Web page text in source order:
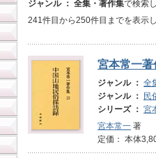
ジャンル ： 全集・著作集で検索
241件目から250件目までを表示
宮本常一
ジャンル ： 全
ジャンル ：
民
シリーズ ： 宮
宮本常一 著
定価： 本体